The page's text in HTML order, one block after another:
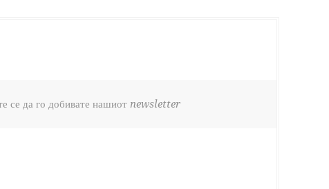
се да го добивате нашиот newsletter